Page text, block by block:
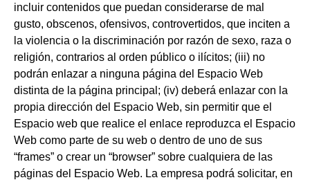
incluir contenidos que puedan considerarse de mal
gusto, obscenos, ofensivos, controvertidos, que inciten a
la violencia o la discriminación por razón de sexo, raza o
religión, contrarios al orden público o ilícitos; (iii) no
podrán enlazar a ninguna página del Espacio Web
distinta de la página principal; (iv) deberá enlazar con la
propia dirección del Espacio Web, sin permitir que el
Espacio web que realice el enlace reproduzca el Espacio
Web como parte de su web o dentro de uno de sus
“frames” o crear un “browser” sobre cualquiera de las
páginas del Espacio Web. La empresa podrá solicitar, en